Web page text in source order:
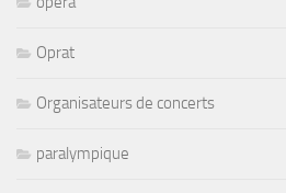
Oprat
Organisateurs de concerts
paralympique